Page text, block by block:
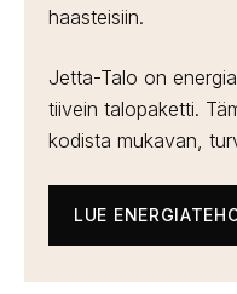
haasteisiin.
Jetta-Talo on
tiivein talopaketti.
kodista mukavan,
LUE